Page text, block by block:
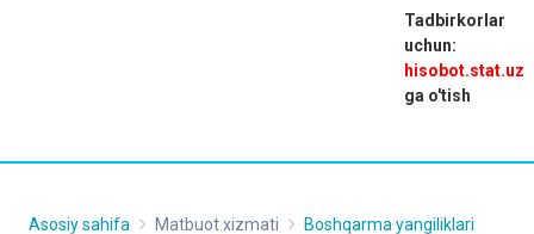
Tadbirkorlar
uchun:
hisobot.stat.uz
ga o'tish
Asosiy sahifa Matbuot xizmati Boshqarma yangiliklari